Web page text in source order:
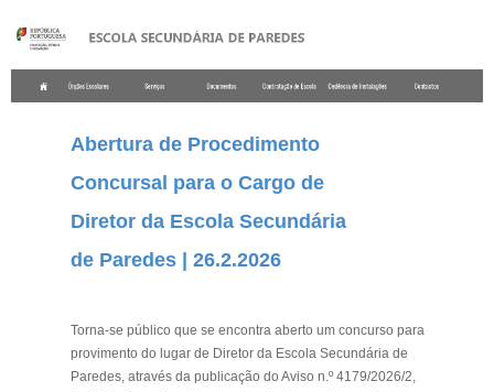
Abertura de Procedimento
Concursal para o Cargo de
Diretor da Escola Secundária
de Paredes | 26.2.2026
Torna-se público que se encontra aberto um concurso para
provimento do lugar de Diretor da Escola Secundária de
Paredes, através da publicação do Aviso n.º 4179/2026/2,